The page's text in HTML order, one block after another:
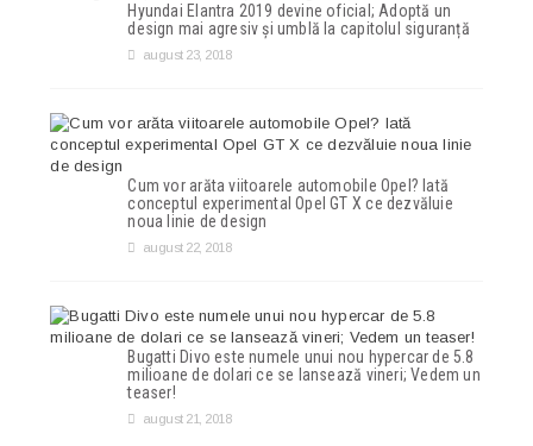
Hyundai Elantra 2019 devine oficial; Adoptă un
design mai agresiv și umblă la capitolul siguranță
august 23, 2018
Cum vor arăta viitoarele automobile Opel? Iată
conceptul experimental Opel GT X ce dezvăluie
noua linie de design
august 22, 2018
Bugatti Divo este numele unui nou hypercar de 5.8
milioane de dolari ce se lansează vineri; Vedem un
teaser!
august 21, 2018